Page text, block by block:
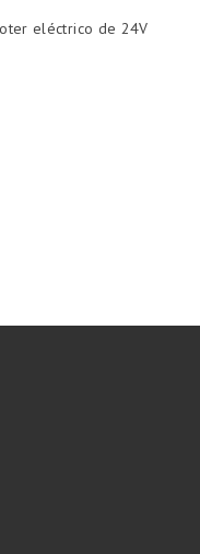
eléctrico de 24V